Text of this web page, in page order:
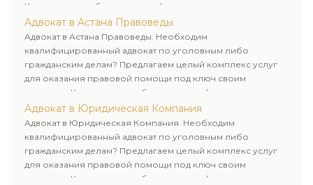
Комплексное обслуживание физических и юридических
лиц. Индивидуальный подход к каждому клиенту.
Адвокат в Астана Правоведы
Адвокат в Астана Правоведы. Необходим
квалифицированный адвокат по уголовным либо
гражданским делам? Предлагаем целый комплекс услуг
для оказания правовой помощи под ключ своим
клиентам. Комплексное обслуживание физических и
юридических лиц. Индивидуальный подход к каждому
клиенту.
Адвокат в Юридическая Компания
Адвокат в Юридическая Компания. Необходим
квалифицированный адвокат по уголовным либо
гражданским делам? Предлагаем целый комплекс услуг
для оказания правовой помощи под ключ своим
клиентам. Комплексное обслуживание физических и